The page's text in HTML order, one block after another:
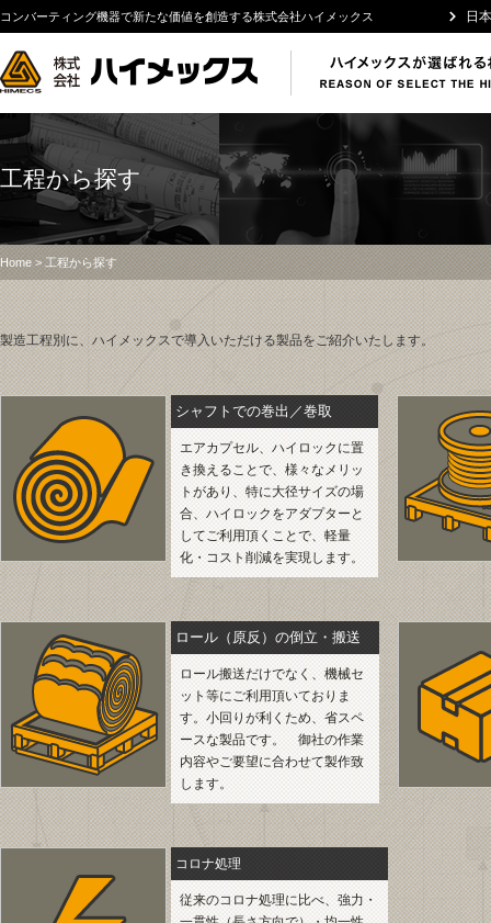
コンバーティング機器で新たな価値を創造する株式会社ハイメックス 日
工程から探す
Home> 工程から探す
製造工程別に、ハイメックスで導入いただける製品をご紹介いたします。
シャフトでの巻出／巻取
エアカプセル、ハイロックに置
き換えることで、様々なメリッ
トがあり、特に大径サイズの場
合、ハイロックをアダプターと
してご利用頂くことで、軽量
化・コスト削減を実現します。
ロール（原反）の倒立・搬送
ロール搬送だけでなく、機械セ
ット等にご利用頂いておりま
す。小回りが利くため、省スペ
ースな製品です。 御社の作業
内容やご要望に合わせて製作致
します。
コロナ処理
従来のコロナ処理に比べ、強力・